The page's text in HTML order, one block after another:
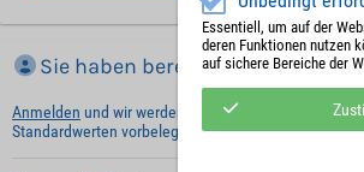
Sie haben bereits ein Konto?
Anmelden und wir werden die notwendigen
Standardwerten vorbelegen.
Essentiell, um auf der
deren Funktionen nutzen
auf sichere Bereiche der